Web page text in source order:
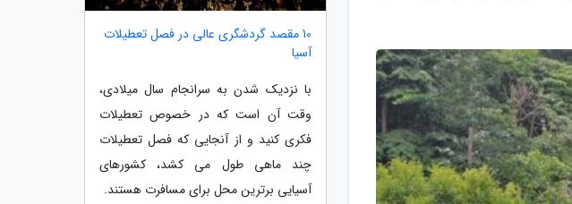
10 مقصد گردشگری عالی در فصل تعطیلات
آسیا
با نزدیک شدن به سرانجام سال میلادی،
وقت آن است که در خصوص تعطیلات
فکری کنید و از آنجایی که فصل تعطیلات
چند ماهی طول می کشد، کشورهای
آسیایی برترین محل برای مسافرت هستند.